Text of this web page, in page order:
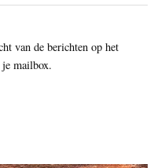
van de berichten op het
mailbox.